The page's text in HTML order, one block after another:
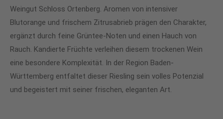
Weingut Schloss Ortenberg. Aromen von intensiver
Blutorange und frischem Zitrusabrieb prägen den Charakter,
ergänzt durch feine Grüntee-Noten und einen Hauch von
Rauch. Kandierte Früchte verleihen diesem trockenen Wein
eine besondere Komplexität. In der Region Baden-
Württemberg entfaltet dieser Riesling sein volles Potenzial
und begeistert mit seiner frischen, eleganten Art.